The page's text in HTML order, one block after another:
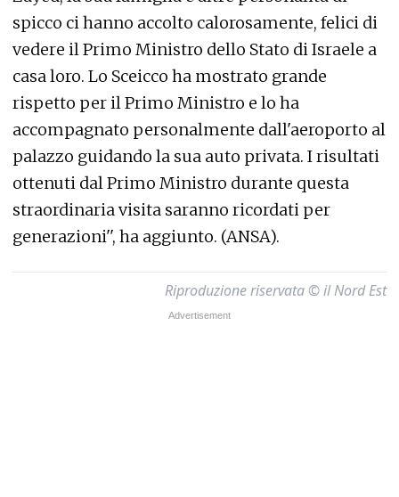
spicco ci hanno accolto calorosamente, felici di
vedere il Primo Ministro dello Stato di Israele a
casa loro. Lo Sceicco ha mostrato grande
rispetto per il Primo Ministro e lo ha
accompagnato personalmente dall'aeroporto al
palazzo guidando la sua auto privata. I risultati
ottenuti dal Primo Ministro durante questa
straordinaria visita saranno ricordati per
generazioni'', ha aggiunto. (ANSA).
Riproduzione riservata © il Nord Est